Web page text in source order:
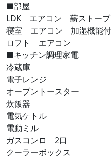
■部屋
LDK エアコン 薪ストー
寝室 エアコン 加湿機能付
ロフト エアコン
■キッチン調理家電
冷蔵庫
電子レンジ
オーブントースター
炊飯器
電気ケトル
電動ミル
ガスコンロ 2口
クーラーボックス